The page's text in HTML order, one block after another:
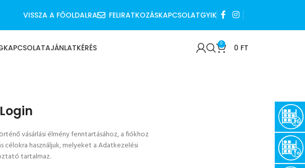
VISSZA A FŐOLDALRA FELIRATKOZÁSKAPCSOLATGYIK
KAPCSOLATAJÁNLATKÉRÉS 0 0 FT
Login
vásárlási élmény fenntartásához, a fiókhoz
célokra használjuk, melyeket a Adatkezelési
tartalmaz.